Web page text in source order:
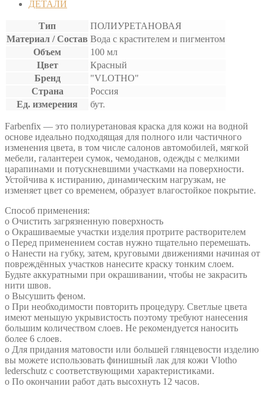
ДЕТАЛИ
Тип
ПОЛИУРЕТАНОВАЯ
Материал / Состав Вода с крастителем и пигментом
Объем
100 мл
Цвет
Красный
Бренд
"VLOTHO"
Страна
Россия
Ед. измерения
бут.
Farbenfix — это полиуретановая краска для кожи на водной
основе идеально подходящая для полного или частичного
изменения цвета, в том числе салонов автомобилей, мягкой
мебели, галантереи сумок, чемоданов, одежды с мелкими
царапинами и потускневшими участками на поверхности.
Устойчива к истиранию, динамическим нагрузкам, не
изменяет цвет со временем, образует влагостойкое покрытие.
Способ применения:
o Очистить загрязненную поверхность
o Окрашиваемые участки изделия протрите растворителем
o Перед применением состав нужно тщательно перемешать.
o Нанести на губку, затем, круговыми движениями начиная от
повреждённых участков нанесите краску тонким слоем.
Будьте аккуратными при окрашивании, чтобы не закрасить
нити швов.
o Высушить феном.
o При необходимости повторить процедуру. Светлые цвета
имеют меньшую укрывистость поэтому требуют нанесения
большим количеством слоев. Не рекомендуется наносить
более 6 слоев.
o Для придания матовости или большей глянцевости изделию
вы можете использовать финишный лак для кожи Vlotho
lederschutz с соответствующими характеристиками.
o По окончании работ дать высохнуть 12 часов.